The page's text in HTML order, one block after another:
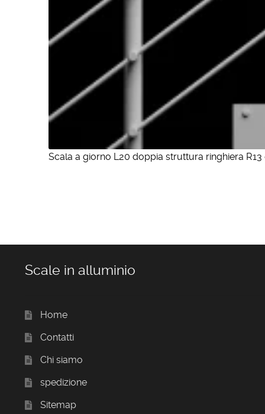
Scala a giorno L20 doppia struttura ringhiera
Scale in alluminio
Home
Contatti
Chi siamo
spedizione
Sitemap